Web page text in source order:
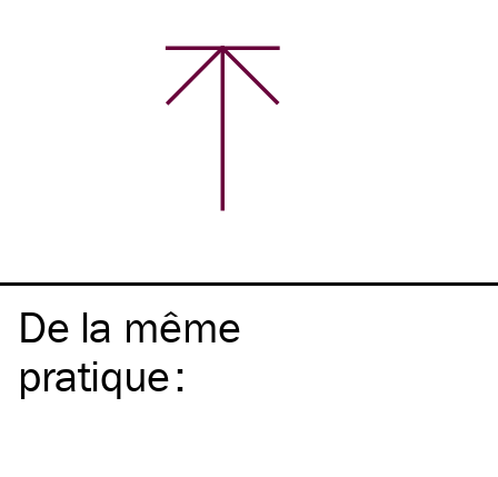
De la même
pratique: